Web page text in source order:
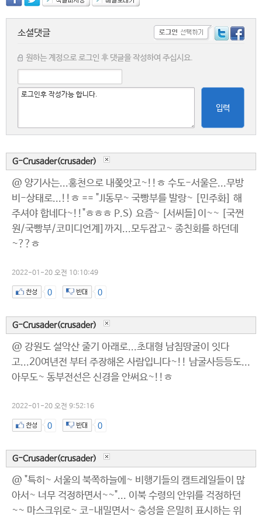
소셜댓글
원하는 계정으로 로그인 후 댓글을 작성하여 주십시요.
입력
G-Crusader(crusader)
@ 양기사는...홍천으로 내쫒앗고~!!ㅎ 수도-서울은...무방
비-상태로...!!ㅎ == "JI동무~ 국빵부를 발랑~ [민주화] 해
주셔야 합네다~!!"ㅎㅎㅎ P.S) 요즘~ [서씨들]이~~ [국쩐
원/국빵부/코미디언계]까지...모두잡고~ 종친회를 하던데
~??ㅎ
2022-01-20 오전 10:10:49
0 0
G-Crusader(crusader)
@ 강원도 설악산 줄기 아래로...초대형 남침땅굴이 잇다
고...20여년전 부터 주장해온 사람입니다~!! 남굴사등등도...
아무도~ 동부전선은 신경을 안써요~!!ㅎ
2022-01-20 오전 9:52:16
0 0
G-Crusader(crusader)
@ "특히~ 서울의 북쪽하늘에~ 비행기들의 캠트레일들이 많
아서~ 너무 걱정하면서~~"... 이북 수령의 안위를 걱정하던
~~ 마스크위로~ 코-내밀면서~ 충성을 은밀히 표시하는 위